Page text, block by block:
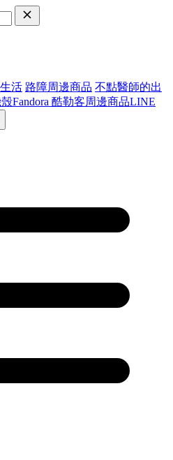
活 路障周邊商品 不點醫師的出
殼Fandora 酷勒客周邊商品LINE